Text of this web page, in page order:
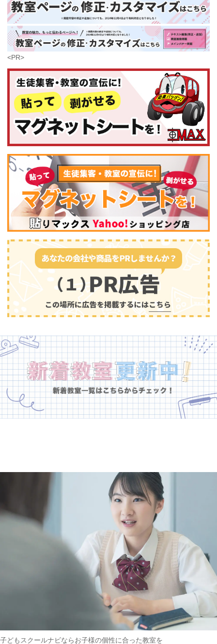
宮崎県
鹿児島県
沖縄県
コンピュータ・科学(437)
幼児教育(681)
<PR>
子どもスクールナビならお子様の個性に合った教室を